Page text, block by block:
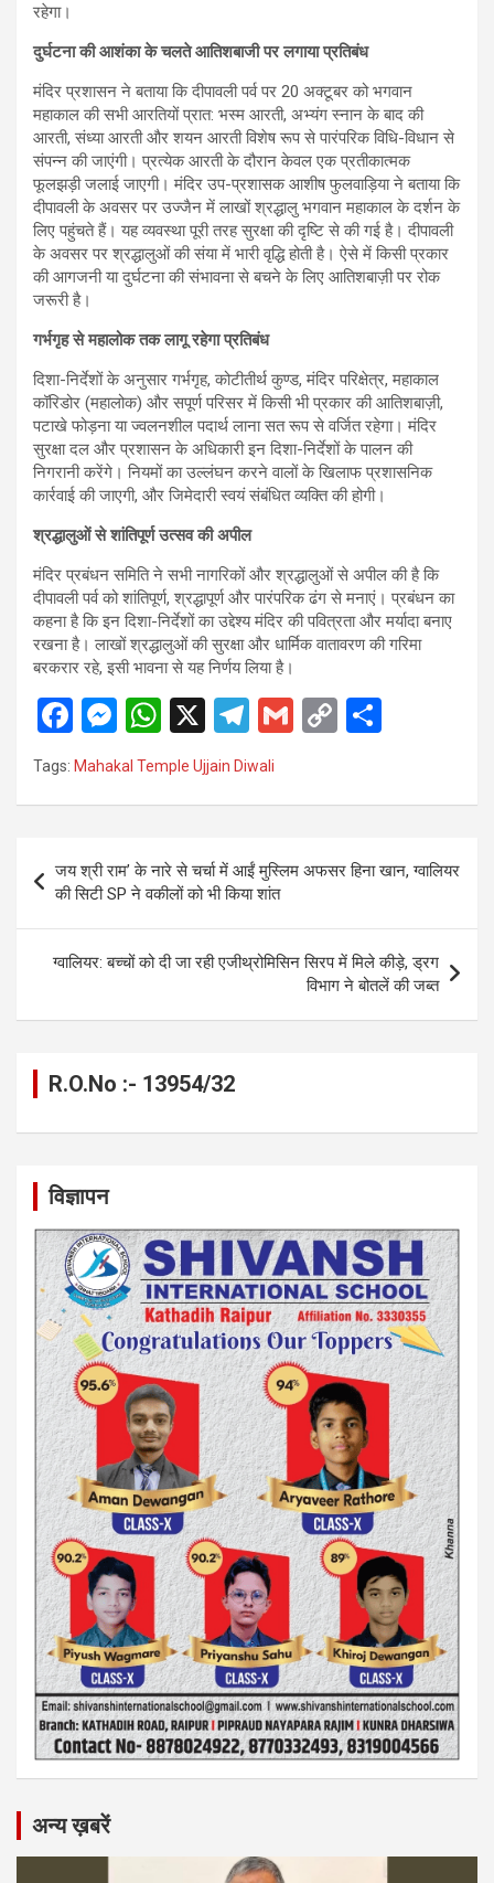
रहेगा।
दुर्घटना की आशंका के चलते आतिशबाजी पर लगाया प्रतिबंध
मंदिर प्रशासन ने बताया कि दीपावली पर्व पर 20 अक्टूबर को भगवान
महाकाल की सभी आरतियों प्रात: भस्म आरती, अभ्यंग स्नान के बाद की
आरती, संध्या आरती और शयन आरती विशेष रूप से पारंपरिक विधि-विधान से
संपन्न की जाएंगी। प्रत्येक आरती के दौरान केवल एक प्रतीकात्मक
फूलझड़ी जलाई जाएगी। मंदिर उप-प्रशासक आशीष फुलवाड़िया ने बताया कि
दीपावली के अवसर पर उज्जैन में लाखों श्रद्धालु भगवान महाकाल के दर्शन के
लिए पहुंचते हैं। यह व्यवस्था पूरी तरह सुरक्षा की दृष्टि से की गई है। दीपावली
के अवसर पर श्रद्धालुओं की संया में भारी वृद्धि होती है। ऐसे में किसी प्रकार
की आगजनी या दुर्घटना की संभावना से बचने के लिए आतिशबाज़ी पर रोक
जरूरी है।
गर्भगृह से महालोक तक लागू रहेगा प्रतिबंध
दिशा-निर्देशों के अनुसार गर्भगृह, कोटीतीर्थ कुण्ड, मंदिर परिक्षेत्र, महाकाल
कॉरिडोर (महालोक) और सपूर्ण परिसर में किसी भी प्रकार की आतिशबाज़ी,
पटाखे फोड़ना या ज्वलनशील पदार्थ लाना सत रूप से वर्जित रहेगा। मंदिर
सुरक्षा दल और प्रशासन के अधिकारी इन दिशा-निर्देशों के पालन की
निगरानी करेंगे। नियमों का उल्लंघन करने वालों के खिलाफ प्रशासनिक
कार्रवाई की जाएगी, और जिमेदारी स्वयं संबंधित व्यक्ति की होगी।
श्रद्धालुओं से शांतिपूर्ण उत्सव की अपील
मंदिर प्रबंधन समिति ने सभी नागरिकों और श्रद्धालुओं से अपील की है कि
दीपावली पर्व को शांतिपूर्ण, श्रद्धापूर्ण और पारंपरिक ढंग से मनाएं। प्रबंधन का
कहना है कि इन दिशा-निर्देशों का उद्देश्य मंदिर की पवित्रता और मर्यादा बनाए
रखना है। लाखों श्रद्धालुओं की सुरक्षा और धार्मिक वातावरण की गरिमा
बरकरार रहे, इसी भावना से यह निर्णय लिया है।
F
a
ce
o
o
k
M
es
se
g
er
W
h
at
A
p
p
X
T
el
e
a
m
G
C
n
Tags: Mahakal Temple Ujjain Diwali
navigation
जय श्री राम’ के नारे से चर्चा में आईं मुस्लिम अफसर हिना खान, ग्वालियर
की सिटी SP ने वकीलों को भी किया शांत
ग्वालियर: बच्चों को दी जा रही एजीथ्रोमिसिन सिरप में मिले कीड़े, ड्रग
विभाग ने बोतलें की जब्त
R.O.No :- 13954/32
विज्ञापन
अन्य ख़बरें